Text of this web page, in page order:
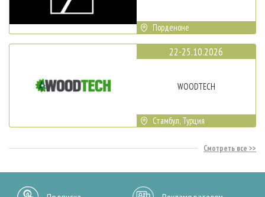
Порденоне
22-25.10.2026
WOODTECH
Стамбул, Турция
Смотреть все